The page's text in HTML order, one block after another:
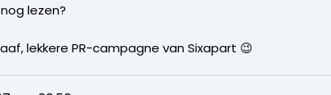
lezen?
lekkere PR-campagne van Sixapart 😉